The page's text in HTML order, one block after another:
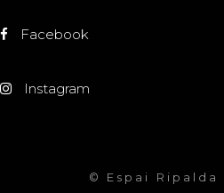
Facebook
Instagram
© Espai Ripalda